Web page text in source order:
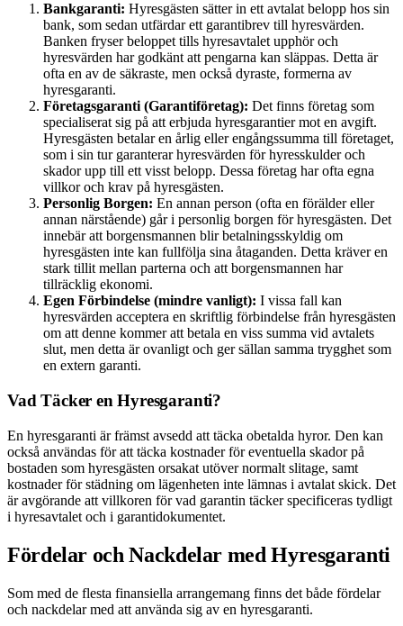
Bankgaranti: Hyresgästen sätter in ett avtalat belopp hos sin
bank, som sedan utfärdar ett garantibrev till hyresvärden.
Banken fryser beloppet tills hyresavtalet upphör och
hyresvärden har godkänt att pengarna kan släppas. Detta är
ofta en av de säkraste, men också dyraste, formerna av
hyresgaranti.
Företagsgaranti (Garantiföretag): Det finns företag som
specialiserat sig på att erbjuda hyresgarantier mot en avgift.
Hyresgästen betalar en årlig eller engångssumma till företaget,
som i sin tur garanterar hyresvärden för hyresskulder och
skador upp till ett visst belopp. Dessa företag har ofta egna
villkor och krav på hyresgästen.
Personlig Borgen: En annan person (ofta en förälder eller
annan närstående) går i personlig borgen för hyresgästen. Det
innebär att borgensmannen blir betalningsskyldig om
hyresgästen inte kan fullfölja sina åtaganden. Detta kräver en
stark tillit mellan parterna och att borgensmannen har
tillräcklig ekonomi.
Egen Förbindelse (mindre vanligt): I vissa fall kan
hyresvärden acceptera en skriftlig förbindelse från hyresgästen
om att denne kommer att betala en viss summa vid avtalets
slut, men detta är ovanligt och ger sällan samma trygghet som
en extern garanti.
Vad Täcker en Hyresgaranti?
En hyresgaranti är främst avsedd att täcka obetalda hyror. Den kan
också användas för att täcka kostnader för eventuella skador på
bostaden som hyresgästen orsakat utöver normalt slitage, samt
kostnader för städning om lägenheten inte lämnas i avtalat skick. Det
är avgörande att villkoren för vad garantin täcker specificeras tydligt
i hyresavtalet och i garantidokumentet.
Fördelar och Nackdelar med Hyresgaranti
Som med de flesta finansiella arrangemang finns det både fördelar
och nackdelar med att använda sig av en hyresgaranti.